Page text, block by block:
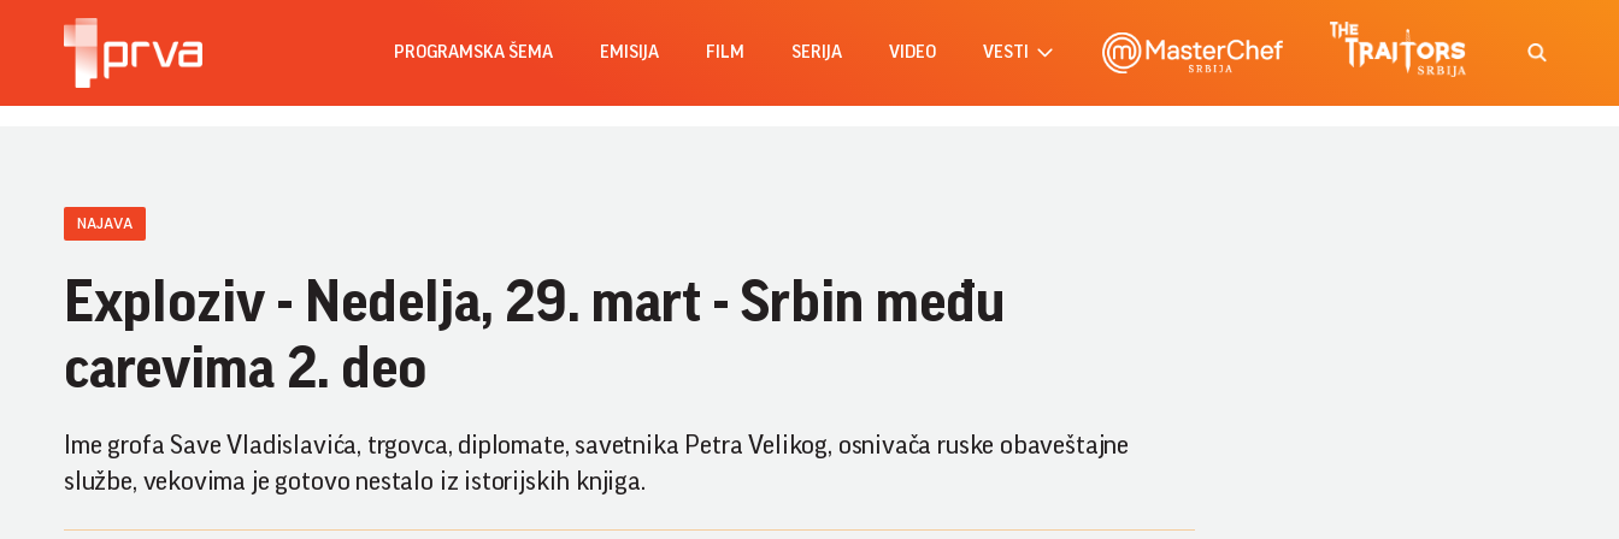
PROGRAMSKA ŠEMA EMISIJA FILM SERIJA VIDEO VESTI
NAJAVA
Exploziv - Nedelja, 29. mart - Srbin među
carevima 2. deo
Ime grofa Save Vladislavića, trgovca, diplomate, savetnika Petra Velikog, osnivača ruske obaveštajne
službe, vekovima je gotovo nestalo iz istorijskih knjiga.